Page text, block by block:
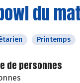
du
Printemps
de personnes